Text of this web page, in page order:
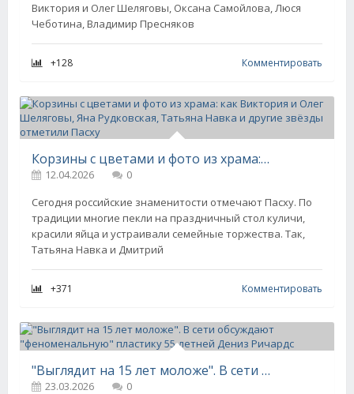
Виктория и Олег Шеляговы, Оксана Самойлова, Люся
Чеботина, Владимир Пресняков
+128 Комментировать
Корзины с цветами и фото из храма: как Виктория и Олег Шеляговы, Яна Рудковская, Татьяна Навка и другие звёзды отметили Пасху
12.04.2026
0
Сегодня российские знаменитости отмечают Пасху. По
традиции многие пекли на праздничный стол куличи,
красили яйца и устраивали семейные торжества. Так,
Татьяна Навка и Дмитрий
+371 Комментировать
"Выглядит на 15 лет моложе". В сети обсуждают "феноменальную" пластику 55-летней Дениз Ричардс
23.03.2026
0